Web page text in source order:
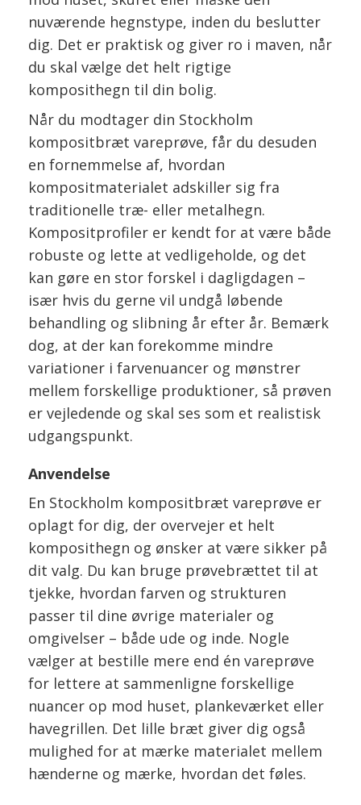
nuværende hegnstype, inden du beslutter
dig. Det er praktisk og giver ro i maven, når
du skal vælge det helt rigtige
komposithegn til din bolig.
Når du modtager din Stockholm
kompositbræt vareprøve, får du desuden
en fornemmelse af, hvordan
kompositmaterialet adskiller sig fra
traditionelle træ- eller metalhegn.
Kompositprofiler er kendt for at være både
robuste og lette at vedligeholde, og det
kan gøre en stor forskel i dagligdagen –
især hvis du gerne vil undgå løbende
behandling og slibning år efter år. Bemærk
dog, at der kan forekomme mindre
variationer i farvenuancer og mønstrer
mellem forskellige produktioner, så prøven
er vejledende og skal ses som et realistisk
udgangspunkt.
Anvendelse
En Stockholm kompositbræt vareprøve er
oplagt for dig, der overvejer et helt
komposithegn og ønsker at være sikker på
dit valg. Du kan bruge prøvebrættet til at
tjekke, hvordan farven og strukturen
passer til dine øvrige materialer og
omgivelser – både ude og inde. Nogle
vælger at bestille mere end én vareprøve
for lettere at sammenligne forskellige
nuancer op mod huset, plankeværket eller
havegrillen. Det lille bræt giver dig også
mulighed for at mærke materialet mellem
hænderne og mærke, hvordan det føles.